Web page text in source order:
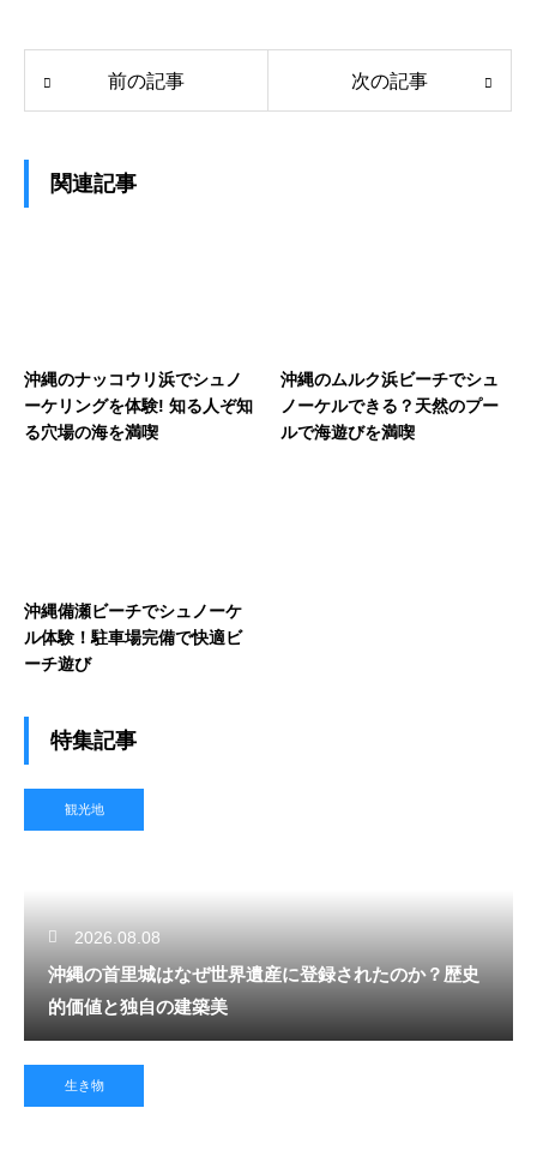
前の記事 次の記事
関連記事
沖縄のナッコウリ浜でシュノ
ーケリングを体験! 知る人ぞ知
る穴場の海を満喫
沖縄のムルク浜ビーチでシュ
ノーケルできる？天然のプー
ルで海遊びを満喫
沖縄備瀬ビーチでシュノーケ
ル体験！駐車場完備で快適ビ
ーチ遊び
特集記事
観光地
2026.08.08
沖縄の首里城はなぜ世界遺産に登録されたのか？歴史
的価値と独自の建築美
生き物